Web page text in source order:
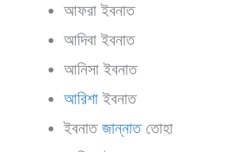
আফরা ইবনাত
আদিবা ইবনাত
আনিসা ইবনাত
আরিশা ইবনাত
ইবনাত জান্নাততোহা